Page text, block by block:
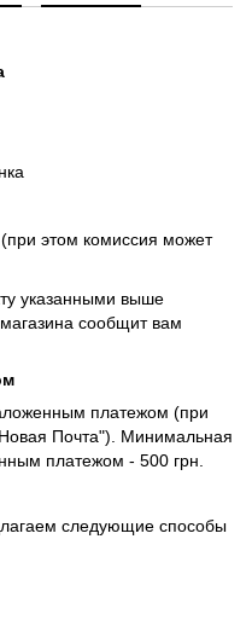
этом комиссия может
указанными выше
сообщит вам
платежом (при
Почта"). Минимальная
платежом - 500 грн.
следующие способы